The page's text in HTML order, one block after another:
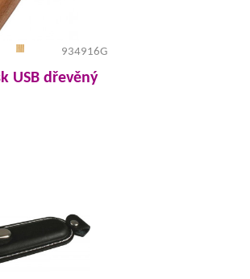
934916G
USB dřevěný